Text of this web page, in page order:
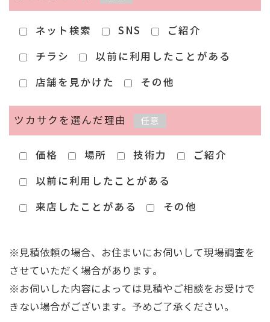
ネット検索 SNS
ご紹介
チラシ
以前に利用したことがある
店舗を見かけた
その他
ツカサクを選んだ理由 任意
価格 場所 技術力
ご紹介
以前に利用したことがある
来店したことがある
その他
※見積依頼の場合、お住まいにお伺いして現場調査を
させていただく場合があります。
※お伺いした内容によっては見積やご相談をお受けで
きない場合がございます。予めご了承ください。